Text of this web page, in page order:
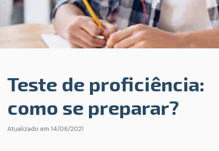
Teste de proficiência:
como se preparar?
Atualizado em 14/06/2021